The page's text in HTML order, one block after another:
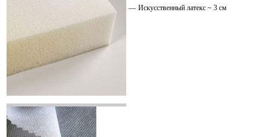
— Искусственный латекс ~ 3 см